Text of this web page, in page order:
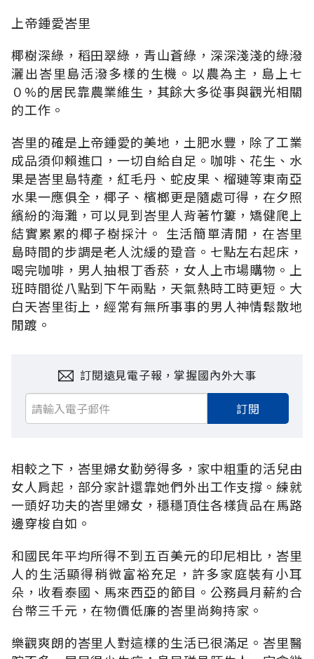
上帝鍾愛峇里
椰樹深綠，稻田翠綠，青山蒼綠，深深淺淺的綠潑
灑出峇里島活潑多樣的生機。以農為主，島上七
０%的居民靠農業維生，其餘大多從事與觀光相關
的工作。
峇里的確是上帝鍾愛的美地，土肥水豐，除了工業
成品須仰賴進口，一切自給自足。咖啡、花生、水
果是峇里島特產，紅毛丹、蛇皮果、榴璉等東南亞
水果一應俱全，椰子、檳榔更是隨處可得，在夕照
繽紛的海灘，可以見到峇里人背著竹簍，矯健爬上
結實累累的椰子樹採汁。 生活簡單清閒，在峇里
島時間的步調是老人沈緩的跫音。七點左右起床，
喝完咖啡，男人抽根丁香菸，女人上市場購物。上
班時間從八點到下午兩點，天氣熱時工時更短。大
白天峇里街上，經常有無所事事的男人神情鬆散地
閒踱。
訂閱遠見電子報，掌握國內外大事
訂閱
相較之下，峇里婦女勤勞得多，家中粗重的活兒由
女人肩起，部分家計還靠她們外出工作支撐。練就
一頭好功夫的峇里婦女，穩穩頂住各樣貨品在馬路
邊穿梭自如。
和國民年平均所得不到五百美元的印尼相比，峇里
人的生活顯得稍微富裕充足，許多家庭裝有小耳
朵，收看泰國、馬來西亞的節目。公務員月薪約合
台幣三千元，在物價低廉的峇里尚夠持家。
樂觀爽朗的峇里人對這樣的生活已很滿足。峇里醫